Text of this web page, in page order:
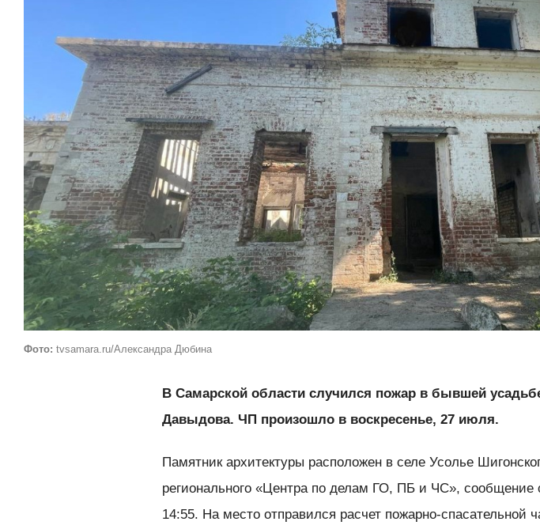
Фото: tvsamara.ru/Александра Дюбина
В Самарской области случился пожар в бывшей
Давыдова. ЧП произошло в воскресенье, 27 июля.
Памятник архитектуры расположен в селе Усолье
регионального «Центра по делам ГО, ПБ и ЧС», сообщение
14:55. На место отправился расчет пожарно-спасательной